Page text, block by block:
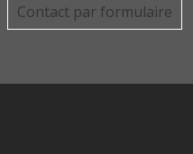
Contact par formulaire